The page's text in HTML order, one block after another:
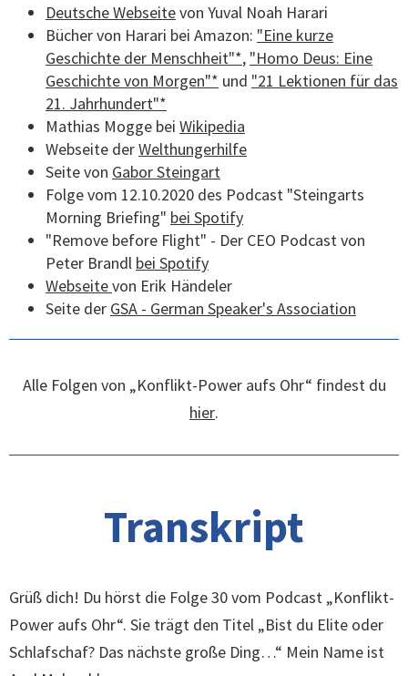
Deutsche Webseitevon Yuval Noah Harari
Bücher von Harari bei Amazon: "Eine kurze
Geschichte der Menschheit"*, "Homo Deus: Eine
Geschichte von Morgen"* und "21 Lektionen für das
21. Jahrhundert"*
Mathias Mogge bei Wikipedia
Webseite derWelthungerhilfe
Seite von Gabor Steingart
Folge vom 12.10.2020 des Podcast "Steingarts
Morning Briefing" bei Spotify
"Remove before Flight" - Der CEO Podcast von
Peter Brandl bei Spotify
Webseitevon Erik Händeler
Seite der GSA - German Speaker's Association
Alle Folgen von „Konflikt-Power aufs Ohr“ findest du
hier.
Transkript
Grüß dich! Du hörst die Folge 30 vom Podcast „Konflikt-
Power aufs Ohr“. Sie trägt den Titel „Bist du Elite oder
Schlafschaf? Das nächste große Ding…“ Mein Name ist